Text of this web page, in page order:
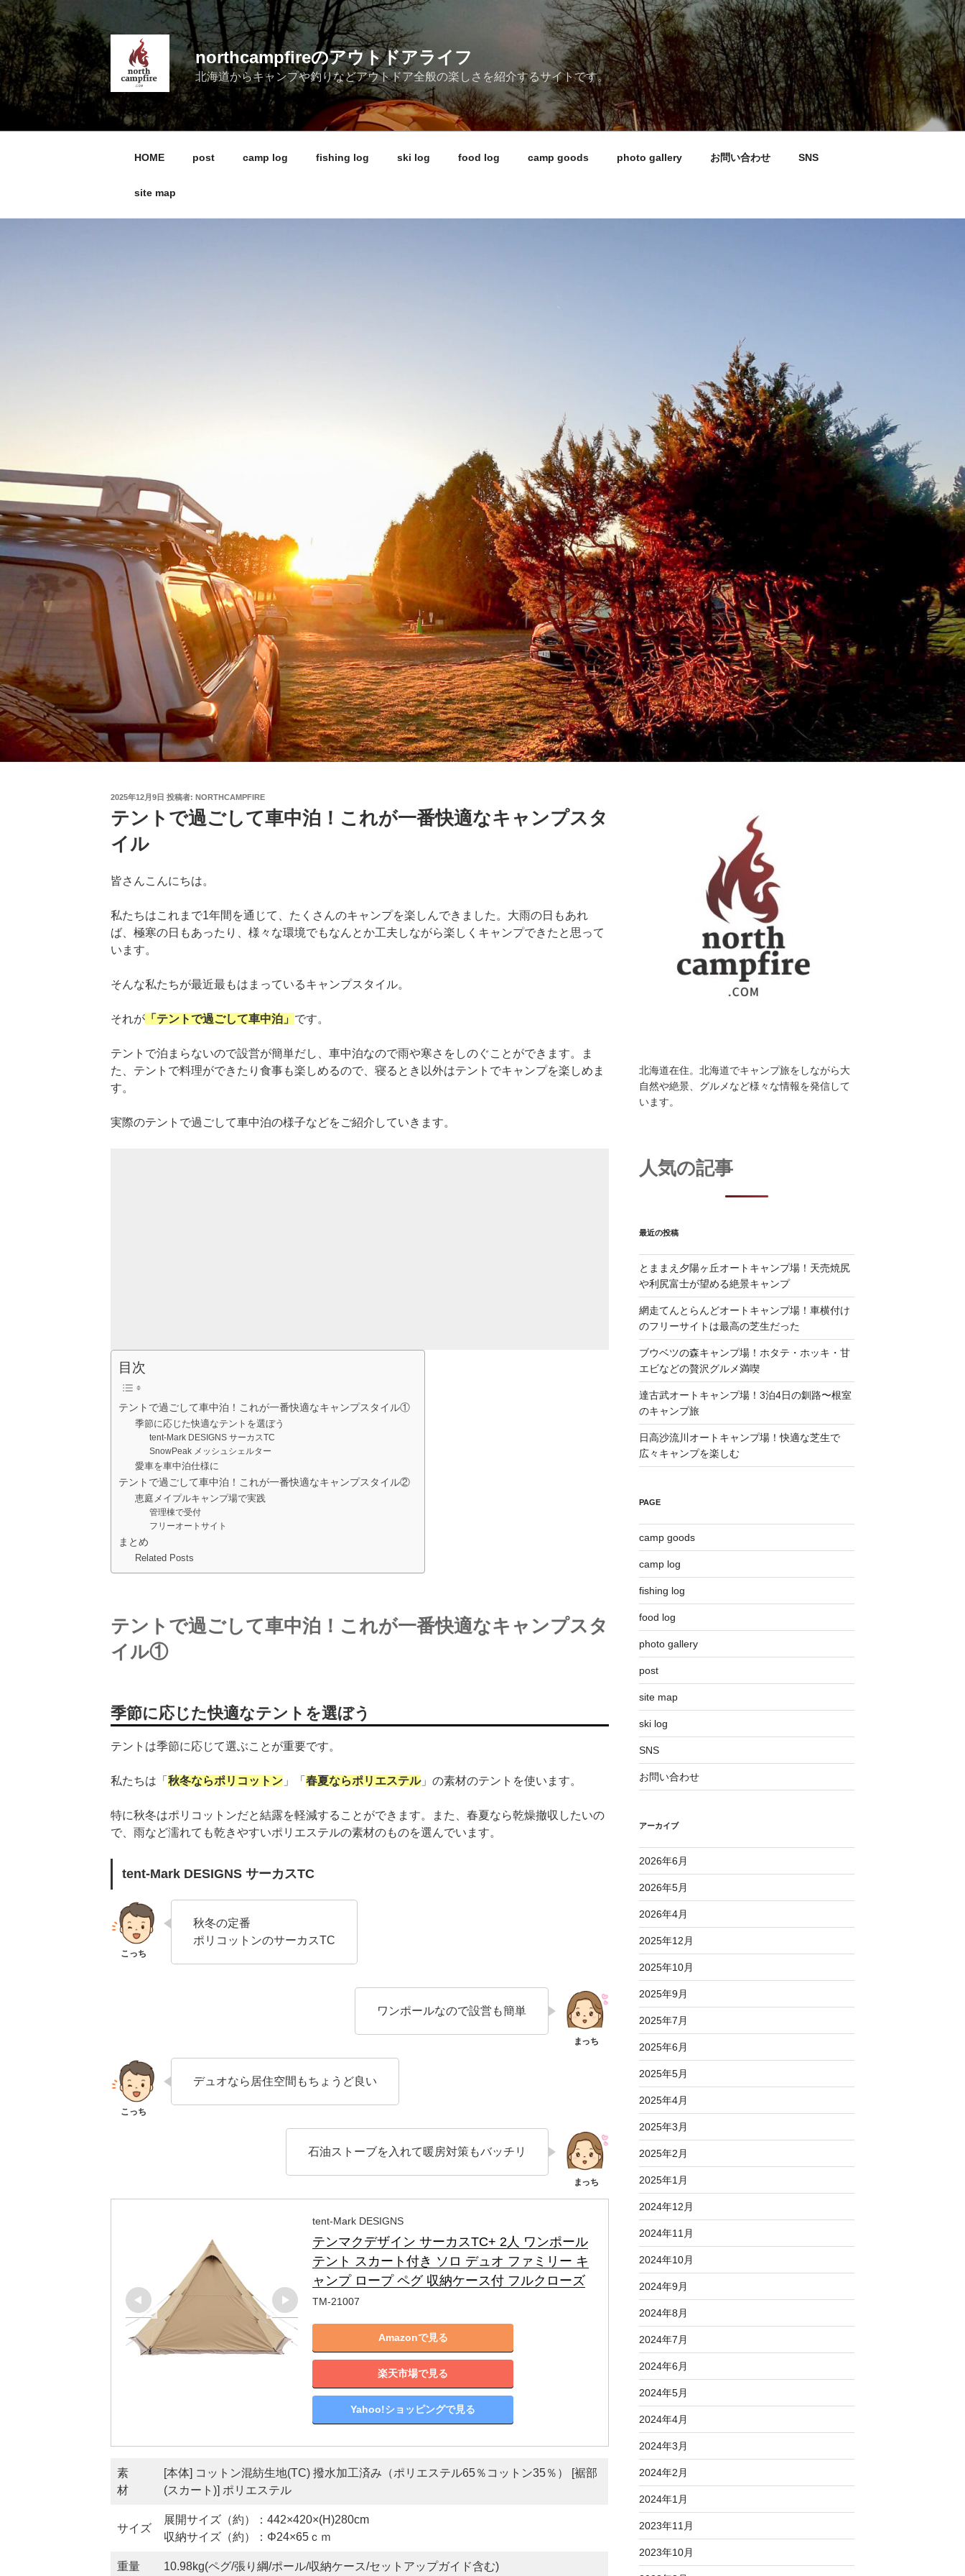
コ
ン
テ
ン
ツ
へ
キ
northcampfireのアウトドアライフ
北海道からキャンプや釣りなどアウトドア全般の楽しさを紹介するサイトです。
HOME post camp log fishing log ski log food log camp goods photo gallery お問い合わせ SNS
site map
投
日:
2025年12月9日 投稿者: NORTHCAMPFIRE
テントで過ごして車中泊！これが一番快適なキャンプスタ
イル
皆さんこんにちは。
私たちはこれまで1年間を通じて、たくさんのキャンプを楽しんできました。大雨の日もあれ
ば、極寒の日もあったり、様々な環境でもなんとか工夫しながら楽しくキャンプできたと思って
います。
そんな私たちが最近最もはまっているキャンプスタイル。
それが 「テントで過ごして車中泊」 です。
テントで泊まらないので設営が簡単だし、車中泊なので雨や寒さをしのぐことができます。ま
た、テントで料理ができたり食事も楽しめるので、寝るとき以外はテントでキャンプを楽しめま
す。
実際のテントで過ごして車中泊の様子などをご紹介していきます。
目次
テントで過ごして車中泊！これが一番快適なキャンプスタイル①
季節に応じた快適なテントを選ぼう
tent-Mark DESIGNS サーカスTC
SnowPeak メッシュシェルター
愛車を車中泊仕様に
テントで過ごして車中泊！これが一番快適なキャンプスタイル②
恵庭メイプルキャンプ場で実践
管理棟で受付
フリーオートサイト
まとめ
Related Posts
テントで過ごして車中泊！これが一番快適なキャンプスタ
イル①
季節に応じた快適なテントを選ぼう
テントは季節に応じて選ぶことが重要です。
私たちは「 秋冬ならポリコットン 」「 春夏ならポリエステル」の素材のテントを使います。
特に秋冬はポリコットンだと結露を軽減することができます。また、春夏なら乾燥撤収したいの
で、雨など濡れても乾きやすいポリエステルの素材のものを選んでいます。
tent-Mark DESIGNS サーカスTC
秋冬の定番
ポリコットンのサーカスTC
ワンポールなので設営も簡単
デュオなら居住空間もちょうど良い
石油ストーブを入れて暖房対策もバッチリ
tent-Mark DESIGNS
テンマクデザイン サーカスTC+ 2人 ワンポール
テント スカート付き ソロ デュオ ファミリー キ
ャンプ ロープ ペグ 収納ケース付 フルクローズ
TM-21007
Amazonで見る
楽天市場で見る
Yahoo!ショッピングで見る
素
材
[本体] コットン混紡生地(TC) 撥水加工済み（ポリエステル65％コットン35％） [裾部
(スカート)] ポリエステル
サイズ
展開サイズ（約）：442×420×(H)280cm
収納サイズ（約）：Φ24×65ｃｍ
重量 10.98kg(ペグ/張り綱/ポール/収納ケース/セットアップガイド含む)
北海道在住。北海道でキャンプ旅をしながら大
自然や絶景、グルメなど様々な情報を発信して
います。
人気の記事
最近の投稿
とままえ夕陽ヶ丘オートキャンプ場！天売焼尻
や利尻富士が望める絶景キャンプ
網走てんとらんどオートキャンプ場！車横付け
のフリーサイトは最高の芝生だった
ブウベツの森キャンプ場！ホタテ・ホッキ・甘
エビなどの贅沢グルメ満喫
達古武オートキャンプ場！3泊4日の釧路〜根室
のキャンプ旅
日高沙流川オートキャンプ場！快適な芝生で
広々キャンプを楽しむ
PAGE
camp goods
camp log
fishing log
food log
photo gallery
post
site map
ski log
SNS
お問い合わせ
アーカイブ
2026年6月
2026年5月
2026年4月
2025年12月
2025年10月
2025年9月
2025年7月
2025年6月
2025年5月
2025年4月
2025年3月
2025年2月
2025年1月
2024年12月
2024年11月
2024年10月
2024年9月
2024年8月
2024年7月
2024年6月
2024年5月
2024年4月
2024年3月
2024年2月
2024年1月
2023年11月
2023年10月